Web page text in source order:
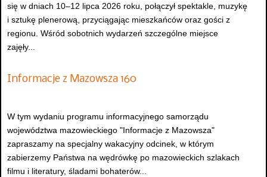
się w dniach 10–12 lipca 2026 roku, połączył spektakle, muzykę
i sztukę plenerową, przyciągając mieszkańców oraz gości z
regionu. Wśród sobotnich wydarzeń szczególne miejsce
zajęły...
Informacje z Mazowsza 160
W tym wydaniu programu informacyjnego samorządu
województwa mazowieckiego "Informacje z Mazowsza"
zapraszamy na specjalny wakacyjny odcinek, w którym
zabierzemy Państwa na wędrówkę po mazowieckich szlakach
filmu i literatury, śladami bohaterów...